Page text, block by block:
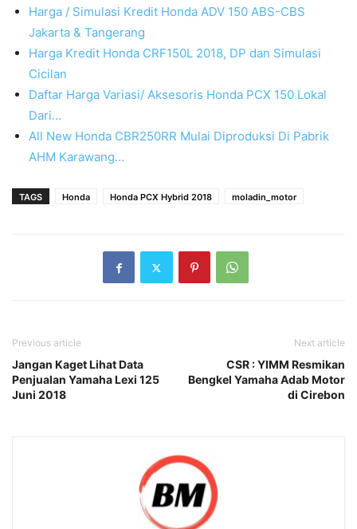
Harga / Simulasi Kredit Honda ADV 150 ABS-CBS
Jakarta & Tangerang
Harga Kredit Honda CRF150L 2018, DP dan Simulasi
Cicilan
Daftar Harga Variasi/ Aksesoris Honda PCX 150 Lokal
Dari…
All New Honda CBR250RR Mulai Diproduksi Di Pabrik
AHM Karawang…
TAGS Honda Honda PCX Hybrid 2018 moladin_motor
Previous article
Jangan Kaget Lihat Data
Penjualan Yamaha Lexi 125
Juni 2018
Next article
CSR : YIMM Resmikan
Bengkel Yamaha Adab Motor
di Cirebon